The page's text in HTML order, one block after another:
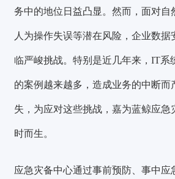
务中的地位日益凸显。然而，面对自
人为操作失误等潜在风险，企业数
临严峻挑战。特别是近几年来，IT系
的案例越来越多，造成业务的中断而
失 ，为应对这些挑战，嘉为蓝鲸应
时而生。
应急灾备中心通过事前预防、事中应